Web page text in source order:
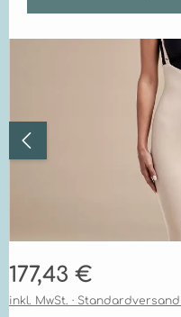
Bildergalerie
Regulärer Preis:
177,43 €
inkl. MwSt. ·